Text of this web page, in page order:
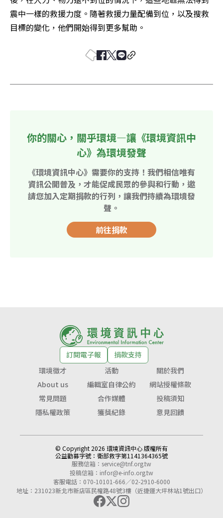
震中一樣的救援力度。隨著救援力量配備到位，以及搜救
目標的變化，他們開始得到更多幫助。
你的關心，關乎環境—讓《環境資訊中
心》為環境發聲
《環境資訊中心》需要你的支持！我們相信唯有
資訊公開普及，才能促成民眾的參與和行動，邀
請您加入定期捐款的行列，讓我們持續為環境發
聲。
前往捐款
訂閱電子報
捐款支持
環境徵才
活動
關於我們
About us
編輯室自律公約
網站授權條款
常見問題
合作媒體
投稿須知
隱私權政策
獲獎紀錄 意見回饋
© Copyright 2026 環境資訊中心 版權所有
公益勸募字號： 衛部救字第1141364365號
服務信箱： service@tnf.org.tw
投稿信箱： infor@e-info.org.tw
客服電話：070-10101-666／02-2910-6000
地址：231023新北市新店區民權路48號3樓（近捷運大坪林站1號出口）